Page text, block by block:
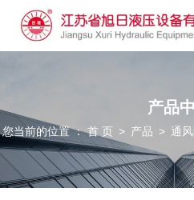
产品
您当前的位置 ： 首 页 > 产品 > 通